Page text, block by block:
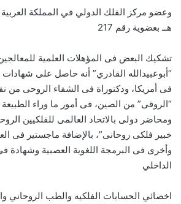
هــ بعضوية رقم 217
تشكيك البعض فى المؤهلات العلمية للمعالجين
“أبوعبيدالله القادري” أنه حاصل على
فى أمريكا، ودكتوراة فى الشفاء الروحى من
“الروقى” من الصين، فى أمور ما وراء الطبيعة
ومحاضر دولى بالاتحاد العالمى للفلكيين
خبير فلكى روحانى”، بالإضافة ماجستير فى
وأخرى فى البرمجة اللغوية العصبية وشهادة
الداخلي
اخصائي الحسابات الفلكيه والطب الروحاني